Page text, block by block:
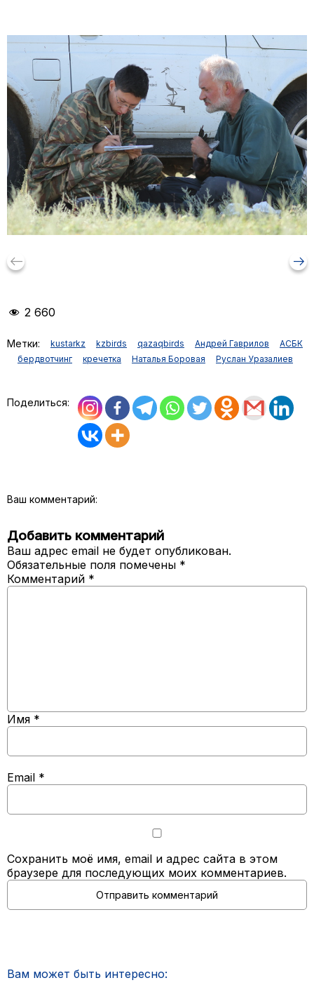
keyboard_backspace arrow_right_alt
2 660
Метки: kustarkz kzbirds qazaqbirds Андрей Гаврилов
АСБК
бердвотчинг
кречетка Наталья Боровая Руслан Уразалиев
Поделиться:
Ваш комментарий:
Добавить комментарий
Ваш адрес email не будет опубликован.
Обязательные поля помечены *
Комментарий *
Имя *
Email *
Сохранить моё имя, email и адрес сайта в этом
браузере для последующих моих комментариев.
Вам может быть интересно: